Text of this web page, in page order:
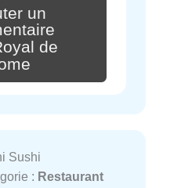
un
de
Sushi
: Restaurant